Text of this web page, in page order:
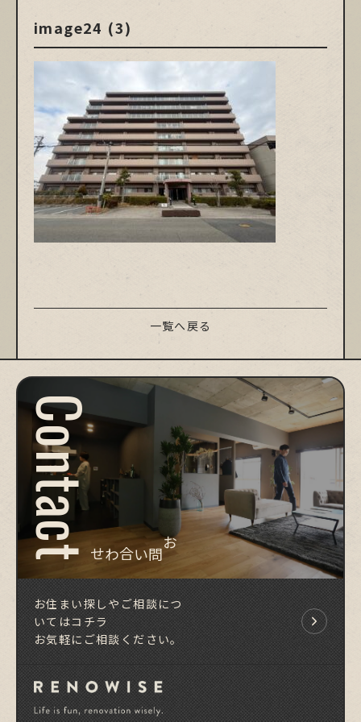
image24 (3)
一覧へ戻る
Contact
お問い合わせ
お住まい探しやご相談につ
いてはコチラ
お気軽にご相談ください。